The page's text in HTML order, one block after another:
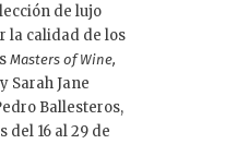
de lujo
la calidad de los
Masters of Wine,
Sarah Jane
Ballesteros,
del 16 al 29 de